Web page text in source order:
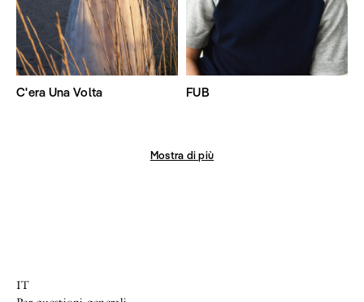
C'era Una Volta FUB
Mostra di più
IT